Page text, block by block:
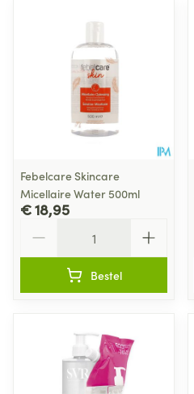
Febelcare Skincare
Micellaire Water 500ml
€ 18,95
Bestel